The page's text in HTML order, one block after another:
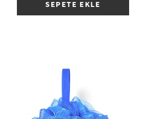
SEPETE EKLE